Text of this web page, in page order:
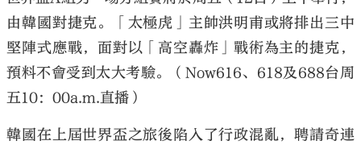
由韓國對捷克。「太極虎」主帥洪明甫或將排出三中
堅陣式應戰，面對以「高空轟炸」戰術為主的捷克，
預料不會受到太大考驗。（Now616、618及688台周
五10：00a.m.直播）
韓國在上屆世界盃之旅後陷入了行政混亂，聘請奇連